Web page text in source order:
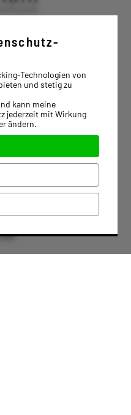
Technologien von
und stetig zu
kann meine
jederzeit mit Wirkung
ändern.